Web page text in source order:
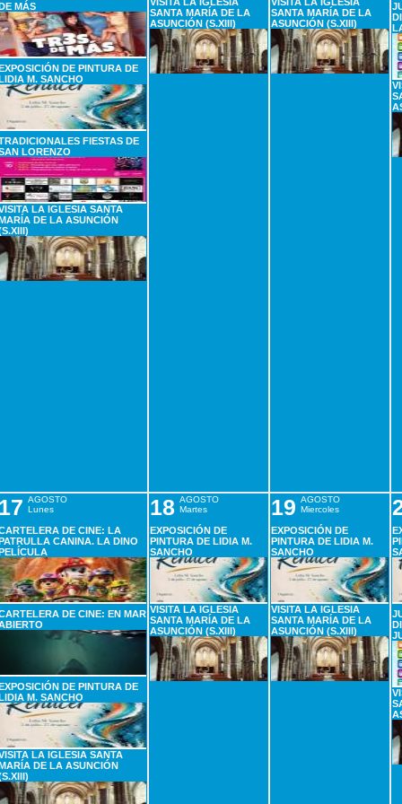
MÁS
DE PINTURA DE
M. SANCHO
FIESTAS DE
LORENZO
LA IGLESIA SANTA
DE LA ASUNCIÓN
VISITA LA IGLESIA
SANTA MARÍA DE LA
ASUNCIÓN (S.XIII)
VISITA LA IGLESIA
SANTA MARÍA DE LA
ASUNCIÓN (S.XIII)
AGOSTO
Lunes
DE CINE: LA
CANINA. LA DINO
DE CINE: EN MAR
DE PINTURA DE
M. SANCHO
LA IGLESIA SANTA
DE LA ASUNCIÓN
18 AGOSTO
Martes
EXPOSICIÓN DE
PINTURA DE LIDIA M.
SANCHO
VISITA LA IGLESIA
SANTA MARÍA DE LA
ASUNCIÓN (S.XIII)
19 AGOSTO
Miercoles
EXPOSICIÓN DE
PINTURA DE LIDIA M.
SANCHO
VISITA LA IGLESIA
SANTA MARÍA DE LA
ASUNCIÓN (S.XIII)